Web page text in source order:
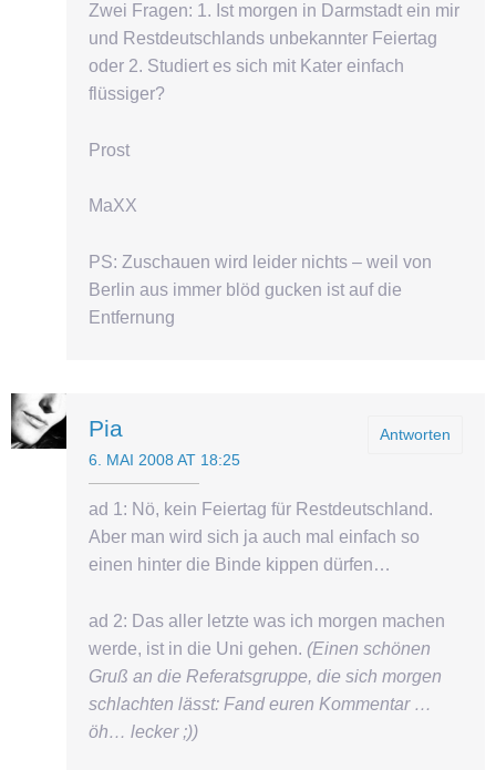
Zwei Fragen: 1. Ist morgen in Darmstadt ein mir
und Restdeutschlands unbekannter Feiertag
oder 2. Studiert es sich mit Kater einfach
flüssiger?
Prost
MaXX
PS: Zuschauen wird leider nichts – weil von
Berlin aus immer blöd gucken ist auf die
Entfernung
Antworten
Pia
6. MAI 2008 AT 18:25
ad 1: Nö, kein Feiertag für Restdeutschland.
Aber man wird sich ja auch mal einfach so
einen hinter die Binde kippen dürfen…
ad 2: Das aller letzte was ich morgen machen
werde, ist in die Uni gehen. (Einen schönen
Gruß an die Referatsgruppe, die sich morgen
schlachten lässt: Fand euren Kommentar …
öh… lecker ;))